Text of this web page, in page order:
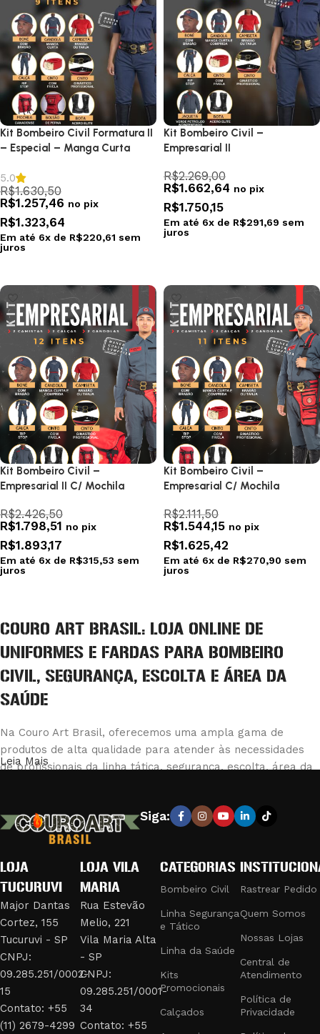
Kit Bombeiro Civil Formatura II
– Especial – Manga Curta
5.0
R$1.630,50
R$1.257,46 no pix
R$1.323,64
Em até 6x de R$220,61 sem
juros
Kit Bombeiro Civil –
Empresarial II
R$2.269,00
R$1.662,64 no pix
R$1.750,15
Em até 6x de R$291,69 sem
juros
Kit Bombeiro Civil –
Empresarial II C/ Mochila
R$2.426,50
R$1.798,51 no pix
R$1.893,17
Em até 6x de R$315,53 sem
juros
Kit Bombeiro Civil –
Empresarial C/ Mochila
R$2.111,50
R$1.544,15 no pix
R$1.625,42
Em até 6x de R$270,90 sem
juros
COURO ART BRASIL: LOJA ONLINE DE
UNIFORMES E FARDAS PARA BOMBEIRO
CIVIL, SEGURANÇA, ESCOLTA E ÁREA DA
SAÚDE
Na Couro Art Brasil, oferecemos uma ampla gama de
produtos de alta qualidade para atender às necessidades
de profissionais da linha tática, segurança, escolta, área da
que combinam durabilidade e conforto, garantindo a máxima
eficiência e segurança em suas operações.
PRODUTOS DE QUALIDADE PARA
PROFISSIONAIS EXIGENTES
Nossa linha de produtos inclui:
Uniformes e Fardamentos:
Desenvolvidos para bombeiros
civis, com materiais resistentes ao fogo e design funcional.
Acessórios Táticos:Como bolsões de perna, jet loaders,
fieis retráteis e trançados, que oferecem praticidade e
segurança em missões táticas.
Leia Mais
Siga:
LOJA
TUCURUVI
Major Dantas
Cortez, 155
Tucuruvi - SP
CNPJ:
09.285.251/0002-
15
Contato: +55
(11) 2679-4299
LOJA VILA
MARIA
Rua Estevão
Melio, 221
Vila Maria Alta
- SP
CNPJ:
09.285.251/0001-
34
Contato: +55
CATEGORIAS
Bombeiro Civil
Linha Segurança
e Tático
Linha da Saúde
Kits
Promocionais
Calçados
Rastrear Pedido
Quem Somos
Nossas Lojas
Central de
Atendimento
Política de
Privacidade